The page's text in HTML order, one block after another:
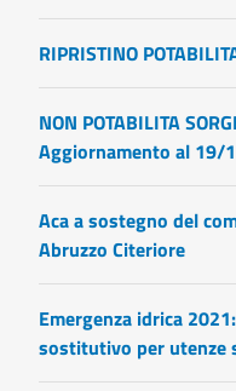
RIPRISTINO
NON POTABILITA
Aggiornamento al 19/
Aca a sostegno del
Abruzzo Citeriore
Emergenza idrica
sostitutivo per utenze